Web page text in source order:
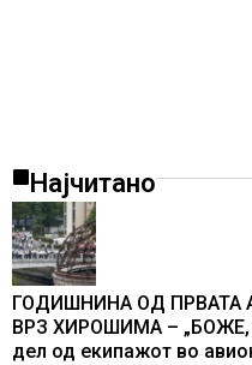
Најчитано
ГОДИШНИНА ОД ПРВАТА
ВРЗ ХИРОШИМА –
дел од екипажот во